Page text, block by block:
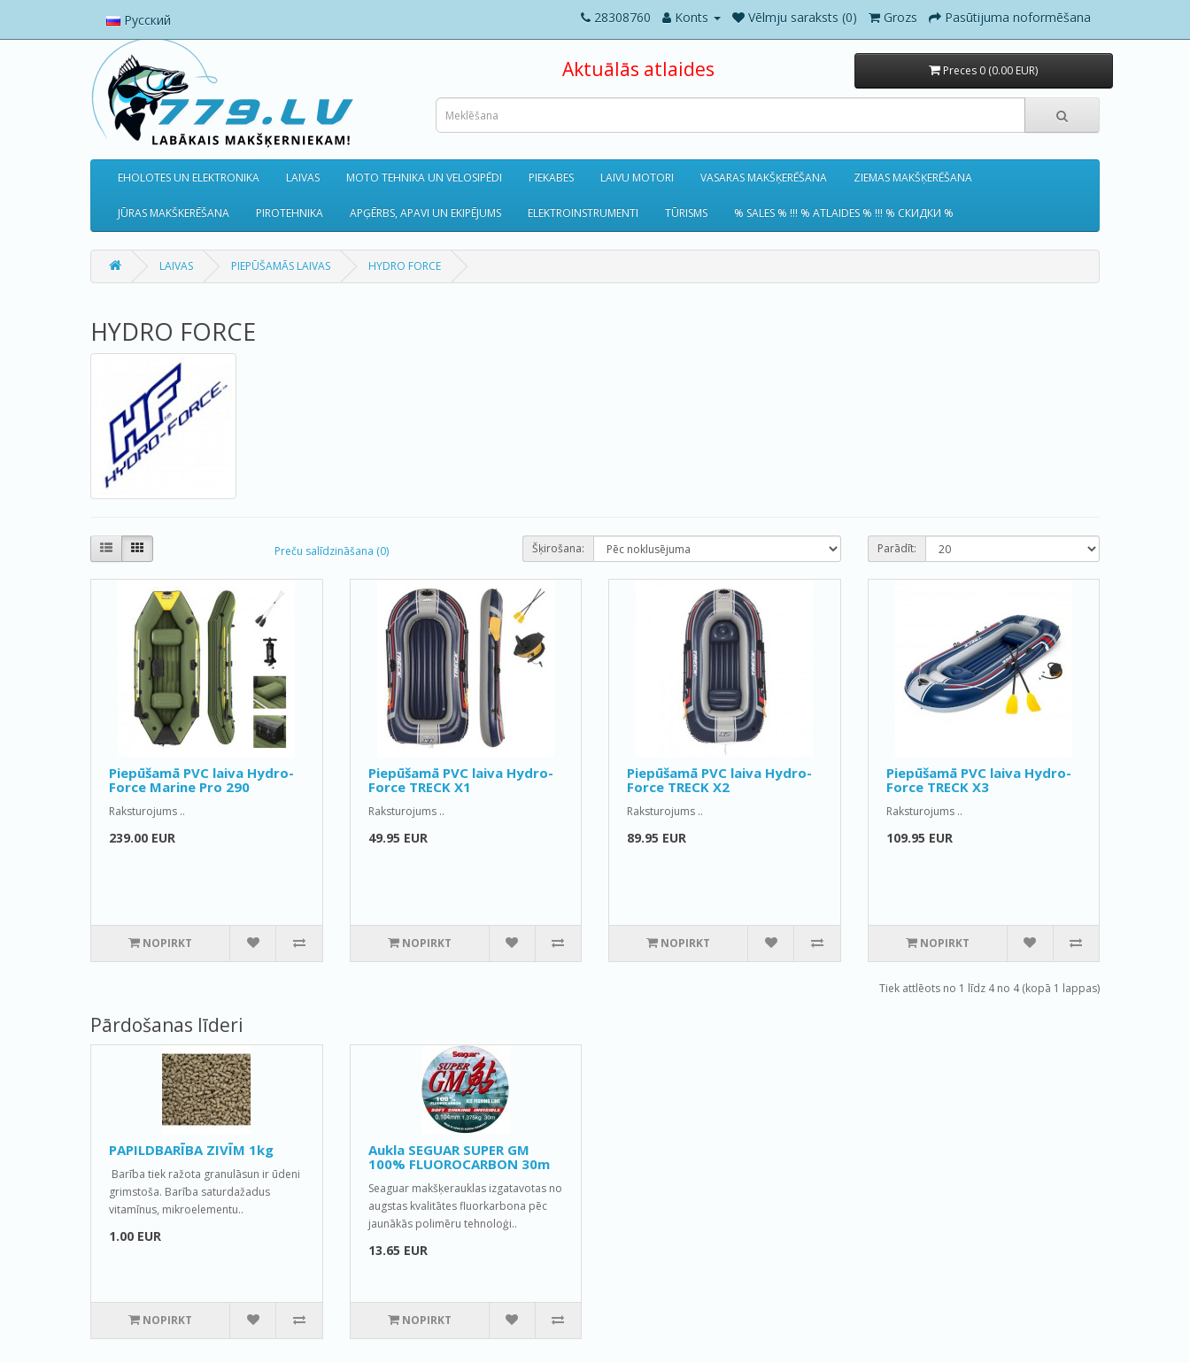
Русский 28308760 Konts Vēlmju saraksts (0) Grozs Pasūtijuma noformēšana
Aktuālās atlaides Preces 0 (0.00 EUR)
EHOLOTES UN ELEKTRONIKA LAIVAS MOTO TEHNIKA UN VELOSIPĒDI PIEKABES LAIVU MOTORI VASARAS MAKŠĶERĒŠANA ZIEMAS MAKŠĶERĒŠANA
JŪRAS MAKŠKERĒŠANA PIROTEHNIKA APĢĒRBS, APAVI UN EKIPĒJUMS ELEKTROINSTRUMENTI TŪRISMS % SALES % !!! % ATLAIDES % !!! % СКИДКИ %
LAIVAS PIEPŪŠAMĀS LAIVAS HYDRO FORCE
HYDRO FORCE
Preču salīdzināšana (0) Šķirošana: Parādīt:
Piepūšamā PVC laiva Hydro-
Force Marine Pro 290
Raksturojums ..
239.00 EUR
NOPIRKT
Piepūšamā PVC laiva Hydro-
Force TRECK X1
Raksturojums ..
49.95 EUR
NOPIRKT
Piepūšamā PVC laiva Hydro-
Force TRECK X2
Raksturojums ..
89.95 EUR
NOPIRKT
Piepūšamā PVC laiva Hydro-
Force TRECK X3
Raksturojums ..
109.95 EUR
NOPIRKT
Tiek attlēots no 1 līdz 4 no 4 (kopā 1 lappas)
Pārdošanas līderi
PAPILDBARĪBA ZIVĪM 1kg
Barība tiek ražota granulāsun ir ūdeni
grimstoša. Barība saturdažadus
vitamīnus, mikroelementu..
1.00 EUR
NOPIRKT
Aukla SEGUAR SUPER GM
100% FLUOROCARBON 30m
Seaguar makšķerauklas izgatavotas no
augstas kvalitātes fluorkarbona pēc
jaunākās polimēru tehnoloģi..
13.65 EUR
NOPIRKT